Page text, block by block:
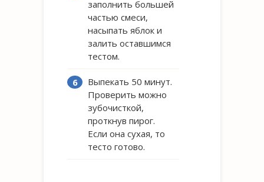
заполнить большей
частью смеси,
насыпать яблок и
залить оставшимся
тестом.
Выпекать 50 минут.
Проверить можно
зубочисткой,
проткнув пирог.
Если она сухая, то
тесто готово.